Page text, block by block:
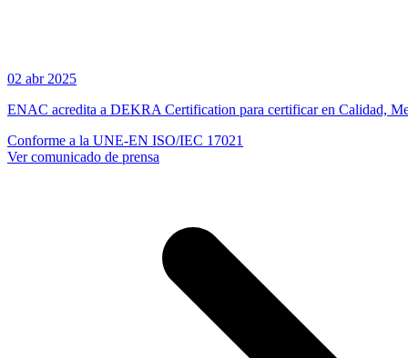
02 abr 2025
ENAC acredita a DEKRA Certification para certificar en Calidad,
Conforme a la UNE-EN ISO/IEC 17021
Ver comunicado de prensa